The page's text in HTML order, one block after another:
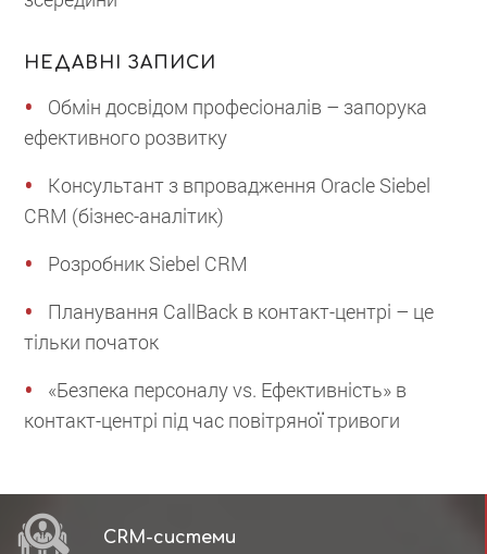
НЕДАВНІ ЗАПИСИ
Обмін досвідом професіоналів – запорука
ефективного розвитку
Консультант з впровадження Oracle Siebel
CRM (бізнес-аналітик)
Розробник Siebel CRM
Планування CallBack в контакт-центрі – це
тільки початок
«Безпека персоналу vs. Ефективність» в
контакт-центрі під час повітряної тривоги
CRM-системи